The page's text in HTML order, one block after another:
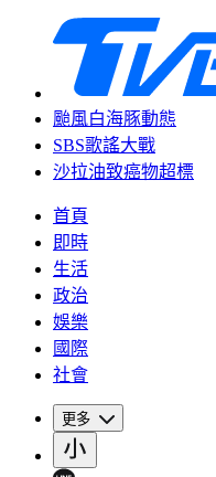
颱風白海豚動態
SBS歌謠大戰
沙拉油致癌物超標
首頁
即時
生活
政治
娛樂
國際
社會
更多